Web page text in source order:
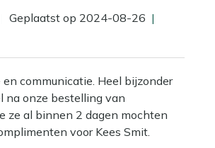
Geplaatst op 2024-08-26 |
en communicatie. Heel bijzonder
na onze bestelling van
ze al binnen 2 dagen mochten
voor Kees Smit.